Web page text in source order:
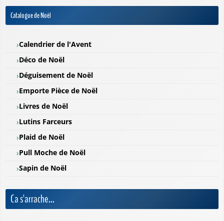
Catalogue de Noël
Calendrier de l'Avent
Déco de Noël
Déguisement de Noël
Emporte Pièce de Noël
Livres de Noël
Lutins Farceurs
Plaid de Noël
Pull Moche de Noël
Sapin de Noël
Ca s'arrache...